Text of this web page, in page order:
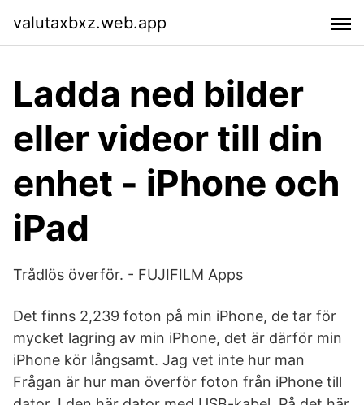
valutaxbxz.web.app
Ladda ned bilder
eller videor till din
enhet - iPhone och
iPad
Trådlös överför. - FUJIFILM Apps
Det finns 2,239 foton på min iPhone, de tar för
mycket lagring av min iPhone, det är därför min
iPhone kör långsamt. Jag vet inte hur man
Frågan är hur man överför foton från iPhone till